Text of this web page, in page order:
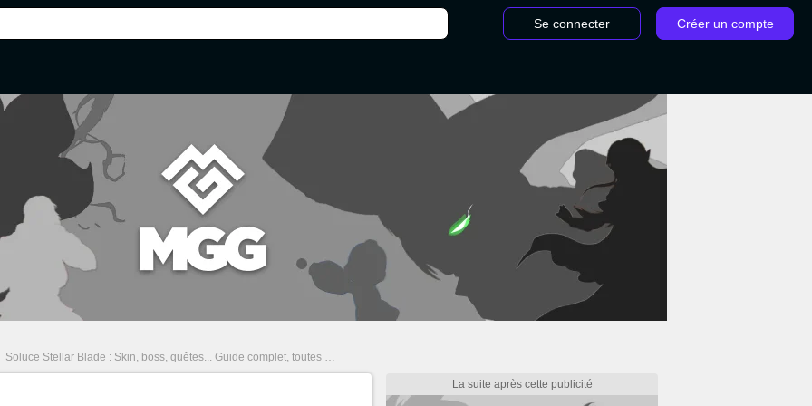
Se connecter Créer un compte
Soluce Stellar Blade : Skin, boss, quêtes... Guide complet, toutes nos astuces